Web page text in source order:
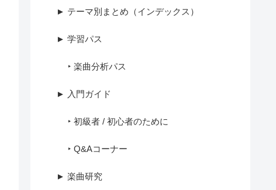
► テーマ別まとめ（インデックス）
► 学習パス
‣ 楽曲分析パス
► 入門ガイド
‣ 初級者 / 初心者のために
‣ Q&Aコーナー
► 楽曲研究